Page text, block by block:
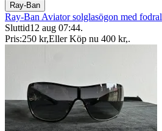
Ray-Ban
Ray-Ban Aviator solglasögon med fodral
Sluttid12 aug 07:44.
Pris:250 kr,Eller Köp nu 400 kr,.